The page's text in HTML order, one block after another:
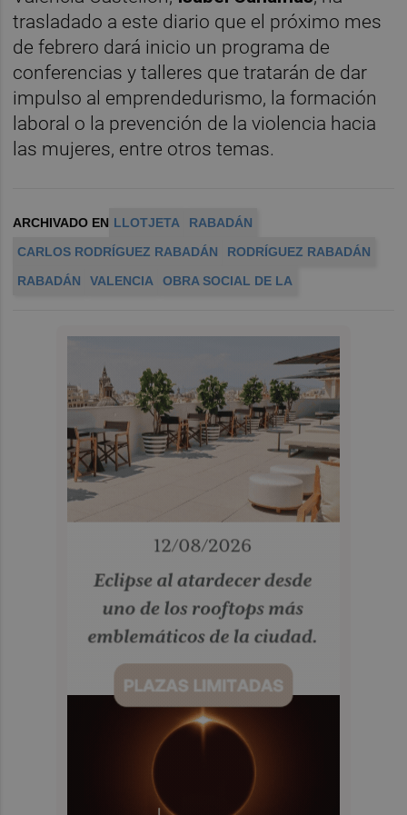
trasladado a este diario que el próximo mes
de febrero dará inicio un programa de
conferencias y talleres que tratarán de dar
impulso al emprendedurismo, la formación
laboral o la prevención de la violencia hacia
las mujeres, entre otros temas.
ARCHIVADO EN LLOTJETA
RABADÁN
CARLOS RODRÍGUEZ RABADÁN
RODRÍGUEZ RABADÁN
RABADÁN
VALENCIA OBRA SOCIAL DE LA